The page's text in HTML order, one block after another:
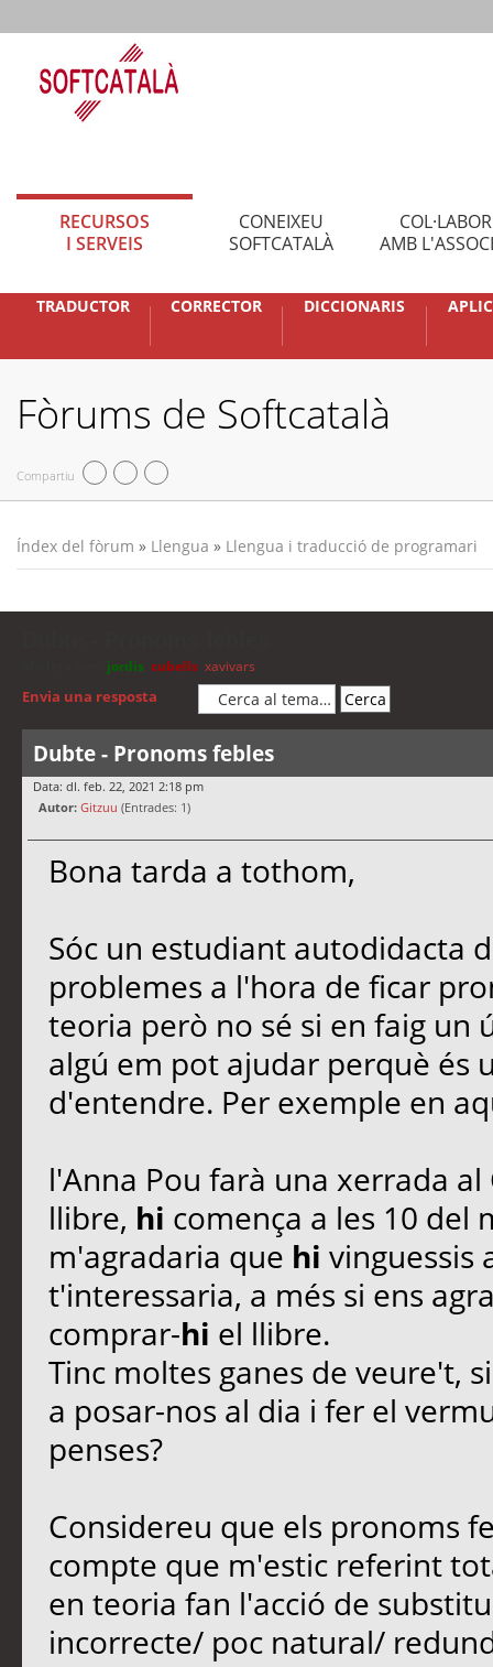
RECURSOS
I SERVEIS
CONEIXEU
SOFTCATALÀ
AMB
TRADUCTOR CORRECTOR DICCIONARIS
Fòrums de Softcatalà
Compartiu
Índex del fòrum » Llengua » Llengua i traducció de programari
jordis cubells xavivars
Envia una resposta
Dubte - Pronoms febles
Data: dl. feb. 22, 2021 2:18 pm
Autor: Gitzuu (Entrades: 1)
Bona tarda a tothom,
Sóc un estudiant autodidacta
problemes a l'hora de ficar
teoria però no sé si en faig un
algú em pot ajudar perquè és
d'entendre. Per exemple en
l'Anna Pou farà una xerrada
llibre, hi comença a les 10 del
m'agradaria que hi vinguessis
t'interessaria, a més si ens
comprar-hi el llibre.
Tinc moltes ganes de veure't,
a posar-nos al dia i fer el
penses?
Considereu que els pronoms
compte que m'estic referint
en teoria fan l'acció de
incorrecte/ poc natural/